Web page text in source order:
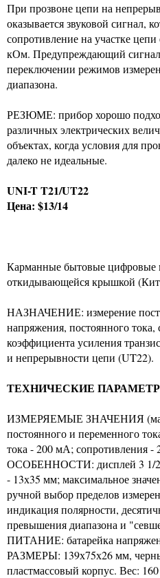
При прозвоне цепи на
оказывается звуковой сигнал,
сопротивление на участке
кОм. Предупреждающий сигнал
переключении режимов
диапазона.
РЕЗЮМЕ: прибор хорошо
различных электрических
объектах, когда условия для
далеко не идеальные.
UNI-T T21/UT22
Цена: $13/14
Карманные бытовые цифровые
откидывающейся крышкой
НАЗНАЧЕНИЕ: измерение
напряжения, постоянного тока,
коэффициента усиления
и непрерывности цепи (UT22).
ТЕХНИЧЕСКИЕ
ИЗМЕРЯЕМЫЕ ЗНАЧЕНИЯ
постоянного и переменного
тока - 200 мА; сопротивления
ОСОБЕННОСТИ: дисплей 3 1/2
- 13х35 мм; максимальное
ручной выбор пределов
индикация полярности,
превышения диапазона и
ПИТАНИЕ: батарейка
РАЗМЕРЫ: 139х75х26 мм,
пластмассовый корпус. Вес: 160